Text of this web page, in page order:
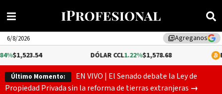
library_addAgreganos
6/8/2026
DÓLAR CCL1.22%$1,578.68 BITCOIN
Último Momento:
EN VIVO | El Senado debate la Ley de
Propiedad Privada sin la reforma de tierras extranjeras El
→